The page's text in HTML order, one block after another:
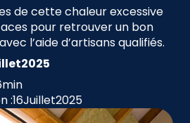
de cette chaleur excessive
pour retrouver un bon
l’aide d’artisans qualifiés.
2025
min
:16Juillet2025